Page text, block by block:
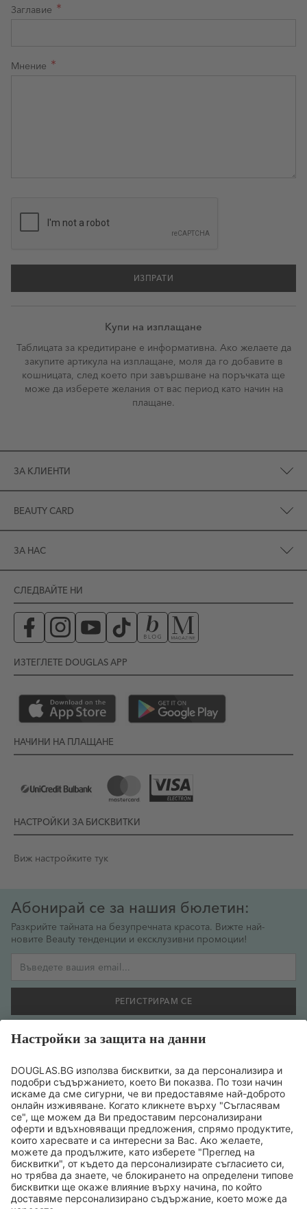
Заглавие
Мнение
ИЗПРАТИ
Купи на изплащане
Таблицата за кредитиране е информативна. Ако желаете да
закупите артикула на изплащане, моля да го добавите в
кошницата, след което при завършване на поръчката ще
може да изберете желания от вас период като начин на
плащане.
ЗА КЛИЕНТИ
BEAUTY CARD
ЗА НАС
СЛЕДВАЙТЕ НИ
ИЗТЕГЛЕТЕ DOUGLAS APP
НАЧИНИ НА ПЛАЩАНЕ
НАСТРОЙКИ ЗА БИСКВИТКИ
Виж настройките тук
Абонирай се за нашия бюлетин:
Разкрийте тайната на безупречната красота. Вижте най-
новите Beauty тенденции и ексклузивни промоции!
РЕГИСТРИРАМ СЕ
предоставената от мен информация да се обработва
ТОП БРАНДОВЕ
ТОП ПРОДУКТИ